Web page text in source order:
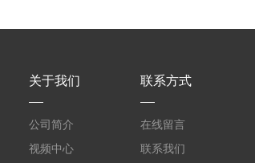
关于我们
公司简介
视频中心
联系方式
在线留言
联系我们